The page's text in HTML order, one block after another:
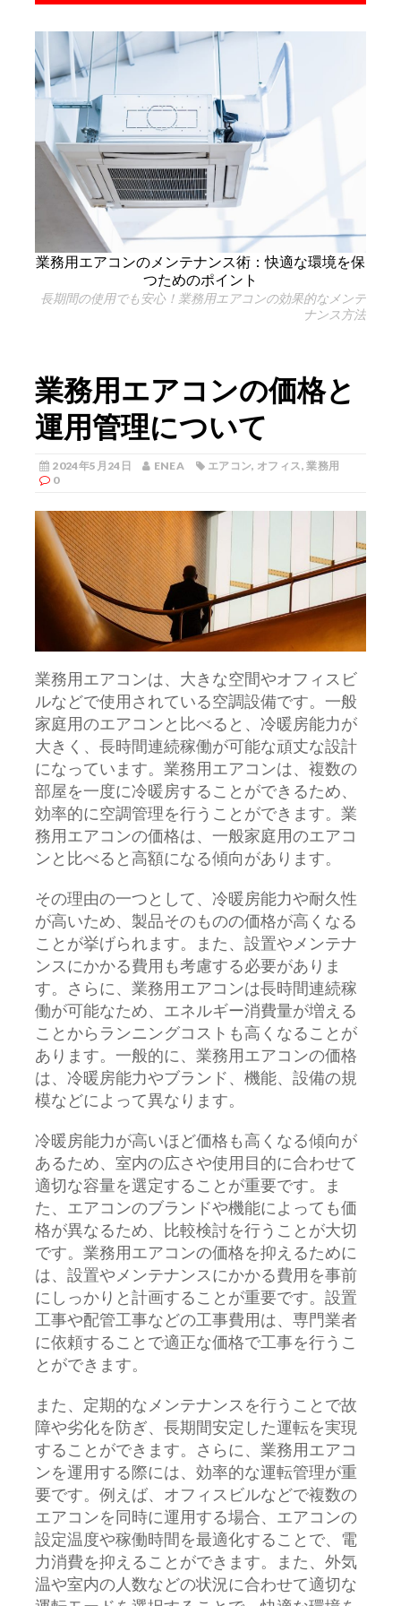
業務用エアコンのメンテナンス術：快適な環境を保
つためのポイント
長期間の使用でも安心！業務用エアコンの効果的なメンテ
ナンス方法
業務用エアコンの価格と
運用管理について
2024年5月24日 ENEA エアコン, オフィス ,業務用
0
業務用エアコンは、大きな空間やオフィスビ
ルなどで使用されている空調設備です。 一般
家庭用のエアコンと比べると、冷暖房能力が
大きく、長時間連続稼働が可能な頑丈な設計
になっています。業務用エアコンは、複数の
部屋を一度に冷暖房することができるため、
効率的に空調管理を行うことができます。業
務用エアコンの価格は、一般家庭用のエアコ
ンと比べると高額になる傾向があります。
その理由の一つとして、冷暖房能力や耐久性
が高いため、製品そのものの価格が高くなる
ことが挙げられます。また、設置やメンテナ
ンスにかかる費用も考慮する必要がありま
す。さらに、業務用エアコンは長時間連続稼
働が可能なため、エネルギー消費量が増える
ことからランニングコストも高くなることが
あります。一般的に、業務用エアコンの価格
は、冷暖房能力やブランド、機能、設備の規
模などによって異なります。
冷暖房能力が高いほど価格も高くなる傾向が
あるため、室内の広さや使用目的に合わせて
適切な容量を選定することが重要です。ま
た、エアコンのブランドや機能によっても価
格が異なるため、比較検討を行うことが大切
です。業務用エアコンの価格を抑えるために
は、設置やメンテナンスにかかる費用を事前
にしっかりと計画することが重要です。設置
工事や配管工事などの工事費用は、専門業者
に依頼することで適正な価格で工事を行うこ
とができます。
また、定期的なメンテナンスを行うことで故
障や劣化を防ぎ、長期間安定した運転を実現
することができます。さらに、業務用エアコ
ンを運用する際には、効率的な運転管理が重
要です。例えば、オフィスビルなどで複数の
エアコンを同時に運用する場合、エアコンの
設定温度や稼働時間を最適化することで、電
力消費を抑えることができます。また、外気
温や室内の人数などの状況に合わせて適切な